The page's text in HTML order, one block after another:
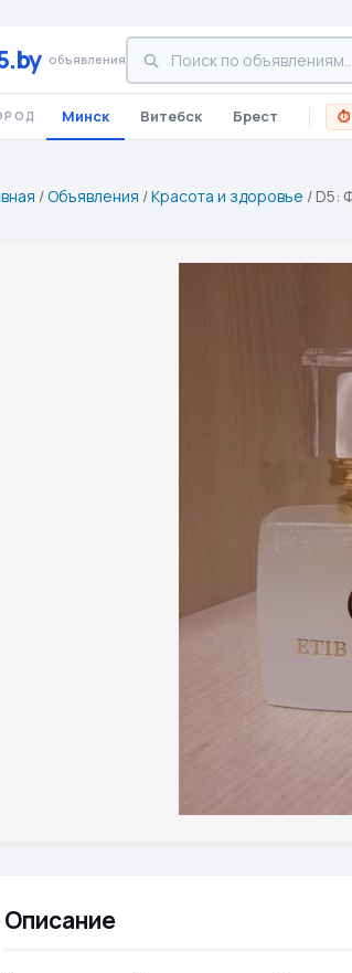
объявления
Минск Витебск Брест ⏱
/Объявления /Красота и здоровье / D5:
Описание